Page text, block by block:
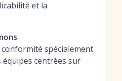
et la
spécialement
équipes centrées sur